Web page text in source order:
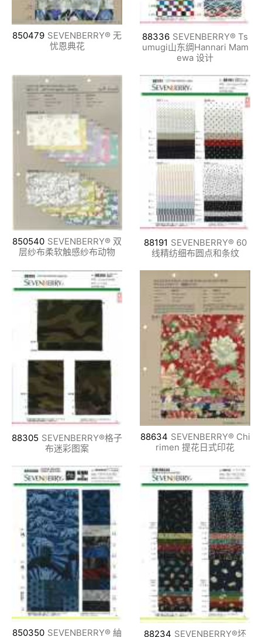
850479 SEVENBERRY® 无
忧恩典花
88336 SEVENBERRY® Ts
umugi山东绸Hannari Mam
ewa 设计
850540 SEVENBERRY® 双
层纱布柔软触感纱布动物
88191 SEVENBERRY® 60
线精纺细布圆点和条纹
88305 SEVENBERRY®格子
布迷彩图案
88634 SEVENBERRY® Chi
rimen 提花日式印花
850350 SEVENBERRY® 紬
88234 SEVENBERRY®坯